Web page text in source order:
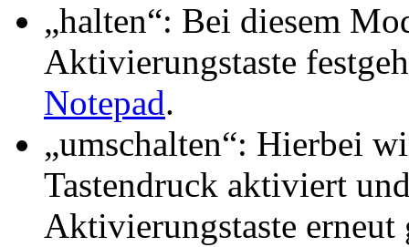
„halten“: Bei diesem
Aktivierungstaste
Notepad.
„umschalten“: Hierbei
Tastendruck aktiviert
Aktivierungstaste erneut